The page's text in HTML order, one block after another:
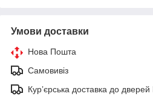
Умови доставки
Нова Пошта
Самовивіз
Курʼєрська доставка до